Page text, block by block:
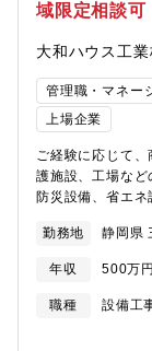
修を受講、専門的
域限定相談可
大和ハウス工
管理職・マネー
上場企業
ご経験に応じて
護施設、工場など
防災設備、省エ
畿、中国、四国
す）※地域限定
≫https://
https://
勤務地 静岡県
年収 500万
職種
設備工